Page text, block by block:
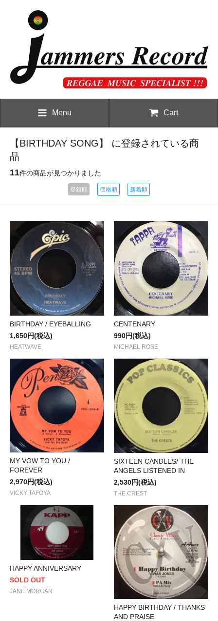
Menu Cart
【BIRTHDAY SONG】 に登録されている商
品
11件の商品が見つかりました
登録順 価格順 新着順
BIRTHDAY / EYEBALLING
1,650円(税込)
HEATWAVE
CENTENARY
990円(税込)
MICHAEL ROSE
MY VOW TO YOU /
FOREVER
2,970円(税込)
VICKY TAFOYA
SIXTEEN CANDLES/ THE
ANGELS LISTENED IN
2,530円(税込)
THE CREST
HAPPY ANNIVERSARY
SOLD OUT
JANE MORGAN
HAPPY BIRTHDAY / THANKS
AND PRAISE